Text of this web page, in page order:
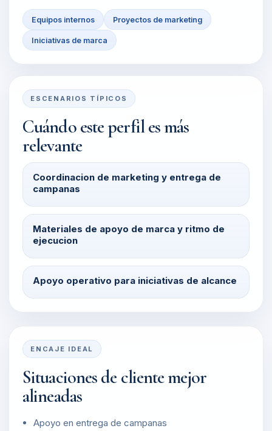
Equipos internos Proyectos de marketing
Iniciativas de marca
ESCENARIOS TÍPICOS
Cuándo este perfil es más
relevante
Coordinacion de marketing y entrega de
campanas
Materiales de apoyo de marca y ritmo de
ejecucion
Apoyo operativo para iniciativas de alcance
ENCAJE IDEAL
Situaciones de cliente mejor
alineadas
Apoyo en entrega de campanas